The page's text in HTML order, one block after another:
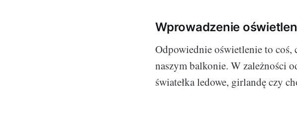
Wprowadzenie
Odpowiednie oświetlenie to
naszym balkonie. W zależności
światełka ledowe, girlandę czy